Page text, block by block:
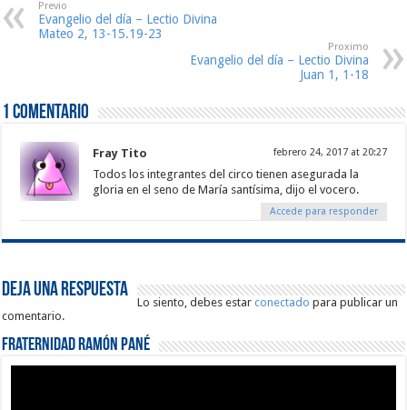
Previo
Evangelio del día – Lectio Divina
Mateo 2, 13-15.19-23
Proximo
Evangelio del día – Lectio Divina
Juan 1, 1-18
1 comentario
Fray Tito febrero 24, 2017 at 20:27
Todos los integrantes del circo tienen asegurada la
gloria en el seno de María santísima, dijo el vocero.
Accede para responder
Deja una respuesta
Lo siento, debes estarconectado para publicar un
comentario.
Fraternidad Ramón Pané